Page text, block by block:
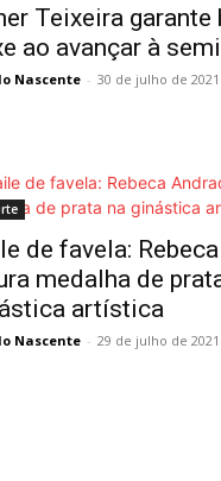
Teixeira garante
ao avançar à
Nascente - 30 de julho de 2021
de favela:
medalha de
artística
Nascente - 29 de julho de 2021